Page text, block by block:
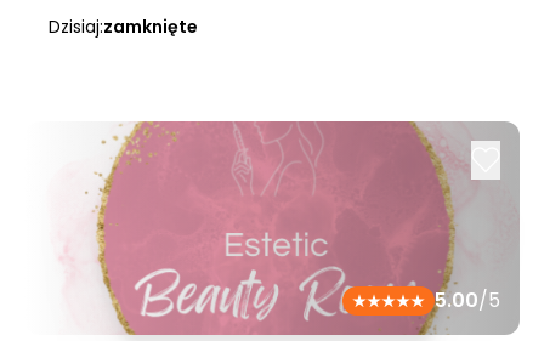
Dzisiaj:zamknięte
5.00/5